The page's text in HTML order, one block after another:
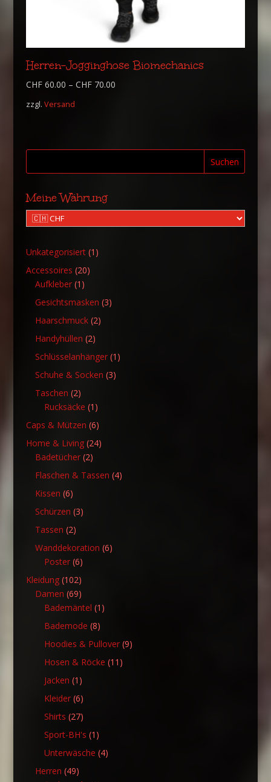
Herren-Jogginghose Biomechanics
CHF60.00 – CHF70.00
zzgl. Versand
Suchen
Meine Währung
Unkategorisiert 1 1
Accessoires 2020
Aufkleber 1 1
Produkt
Gesichtsmasken 33
Haarschmuck 22
Handyhüllen 22
Produkte
Schlüsselanhänger 1 1
Schuhe & Socken 33
Taschen 22
Produkte
Rucksäcke 1 1
Produkt
Caps & Mützen 66
Produkte
Home & Living 2424
Badetücher 22
Produkte
Flaschen & Tassen 44
Kissen 66
Produkte
Schürzen 33
Tassen 22
Produkte
Wanddekoration 66
Poster 66
Produkte
Kleidung 102102
Produkte
Damen 6969
Produkte
Bademäntel 1 1
Bademode 88
Produkte
Hoodies & Pullover 99
Hosen & Röcke 11 11
Jacken 1 1
Produkt
Kleider 66
Produkte
Shirts 2727
Produkte
Sport-BH's 1 1
Produkt
Unterwäsche 44
Herren 4949